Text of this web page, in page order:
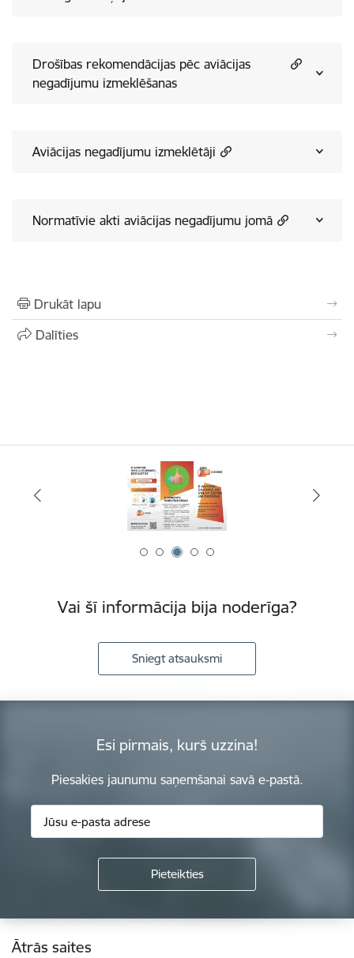
Drošības rekomendācijas pēc aviācijas
negadījumu izmeklēšanas
Aviācijas negadījumu izmeklētāji
Normatīvie akti aviācijas negadījumu jomā
Drukāt lapu
Dalīties
Vai šī informācija bija noderīga?
Sniegt atsauksmi
Esi pirmais, kurš uzzina!
Piesakies jaunumu saņemšanai savā e-pastā.
Kājene
Ātrās saites